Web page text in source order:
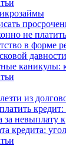
не
в форме
каникулы:
из
кредит:
невыплату
кредита: